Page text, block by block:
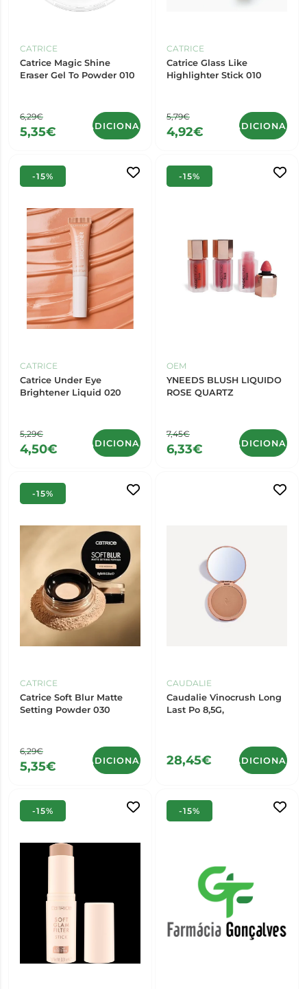
CATRICE
Catrice Magic Shine
Eraser Gel To Powder 010
6,29€
5,35€ ADICIONAR
CATRICE
Catrice Glass Like
Highlighter Stick 010
5,79€
4,92€ ADICIONAR
-15%
CATRICE
Catrice Under Eye
Brightener Liquid 020
5,29€
4,50€ ADICIONAR
-15%
OEM
YNEEDS BLUSH LIQUIDO
ROSE QUARTZ
7,45€
6,33€ ADICIONAR
-15%
CATRICE
Catrice Soft Blur Matte
Setting Powder 030
6,29€
5,35€ ADICIONAR
CAUDALIE
Caudalie Vinocrush Long
Last Po 8,5G,
28,45€ ADICIONAR
-15% -15%